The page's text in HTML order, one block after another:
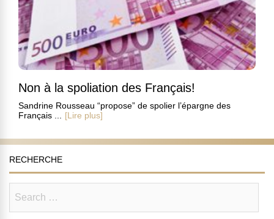
Non à la spoliation des Français!
Sandrine Rousseau “propose” de spolier l’épargne des
Français ...
[Lire plus]
RECHERCHE